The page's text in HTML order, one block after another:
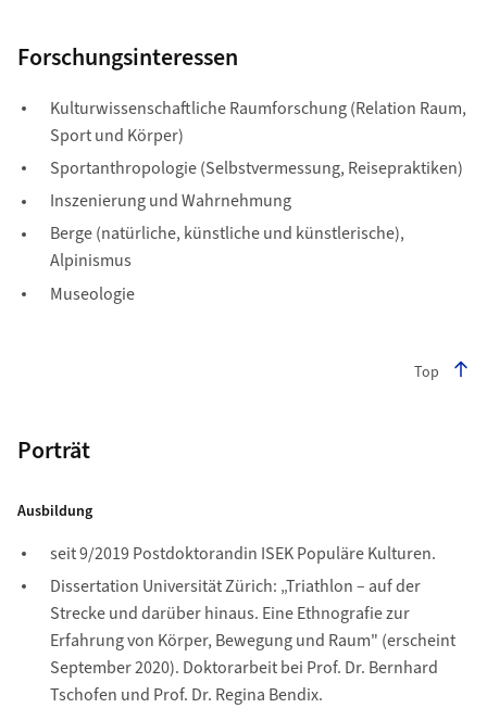
Forschungsinteressen
Kulturwissenschaftliche Raumforschung (Relation Raum,
Sport und Körper)
Sportanthropologie (Selbstvermessung, Reisepraktiken)
Inszenierung und Wahrnehmung
Berge (natürliche, künstliche und künstlerische),
Alpinismus
Museologie
Top
Porträt
Ausbildung
seit 9/2019 Postdoktorandin ISEK Populäre Kulturen.
Dissertation Universität Zürich: „Triathlon – auf der
Strecke und darüber hinaus. Eine Ethnografie zur
Erfahrung von Körper, Bewegung und Raum" (erscheint
September 2020). Doktorarbeit bei Prof. Dr. Bernhard
Tschofen und Prof. Dr. Regina Bendix.